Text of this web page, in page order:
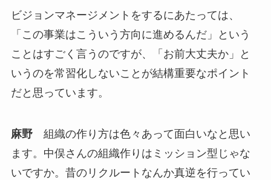
ビジョンマネージメントをするにあたっては、
「この事業はこういう方向に進めるんだ」という
ことはすごく言うのですが、「お前大丈夫か」と
いうのを常習化しないことが結構重要なポイント
だと思っています。
麻野組織の作り方は色々あって面白いなと思い
ます。中俣さんの組織作りはミッション型じゃな
いですか。昔のリクルートなんか真逆を行ってい